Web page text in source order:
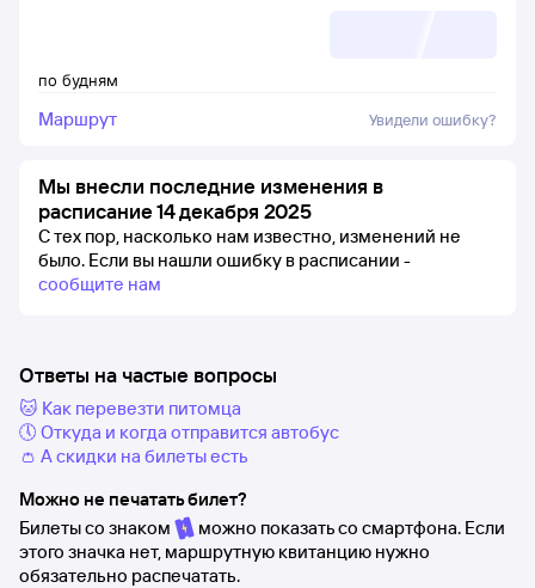
по будням
Маршрут Увидели ошибку?
Мы внесли последние изменения в
расписание 14 декабря 2025
С тех пор, насколько нам известно, изменений не
было. Если вы нашли ошибку в расписании -
сообщите нам
Ответы на частые вопросы
🐱 Как перевезти питомца
🕔 Откуда и когда отправится автобус
👛 А скидки на билеты есть
Можно не печатать билет?
Билеты со знаком
можно показать со смартфона. Если
этого значка нет, маршрутную квитанцию нужно
обязательно распечатать.